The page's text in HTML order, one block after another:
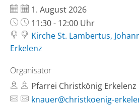
Datum:
1. August 2026
Uhrzeit:
11:30 - 12:00 Uhr
Kirche St. Lambertus,
Erkelenz
Organisator
Pfarrei Christkönig Erkelenz
knauer@christkoenig-